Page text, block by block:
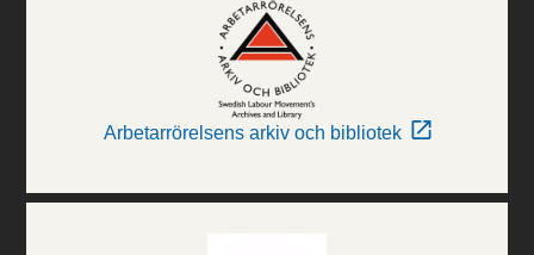
Arbetarrörelsens arkiv och bibliotek